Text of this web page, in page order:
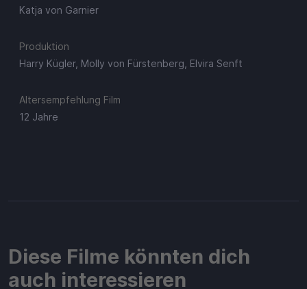
Katja von Garnier
Produktion
Harry Kügler, Molly von Fürstenberg, Elvira Senft
Altersempfehlung Film
12 Jahre
Diese Filme könnten dich
auch interessieren